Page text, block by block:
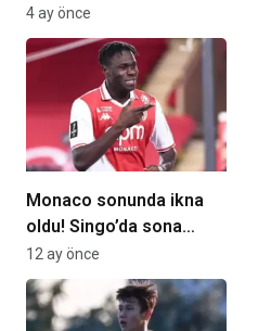
hayırlı olsun
4 ay önce
Monaco sonunda ikna
oldu! Singo’da sona
gelindi
12 ay önce